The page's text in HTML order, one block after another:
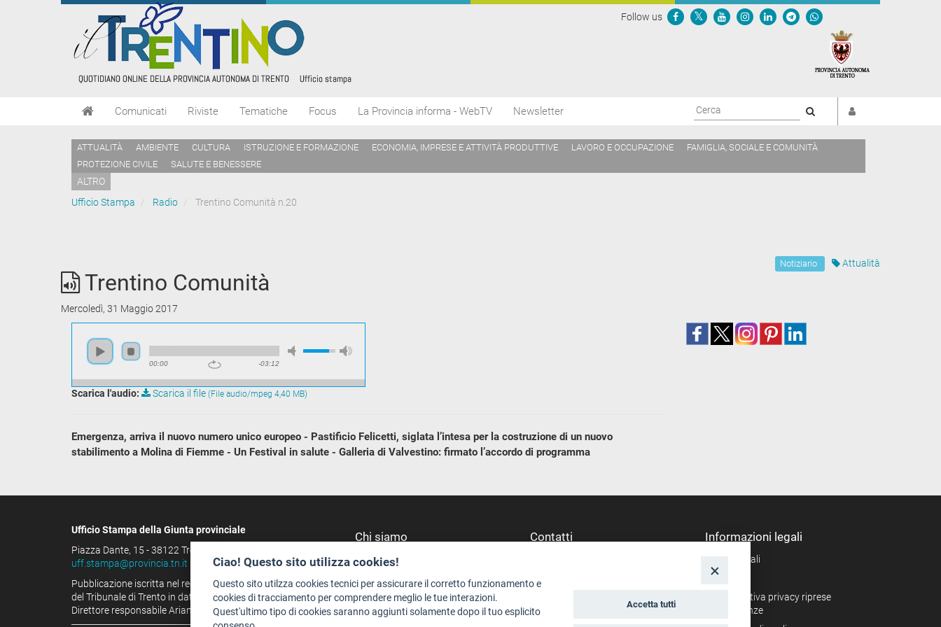
Follow us
Comunicati Riviste Tematiche Focus La Provincia informa - WebTV Newsletter
ATTUALITÀ AMBIENTE CULTURA ISTRUZIONE E FORMAZIONE ECONOMIA, IMPRESE E ATTIVITÀ PRODUTTIVE LAVORO E OCCUPAZIONE
FAMIGLIA, SOCIALE E COMUNITÀ
PROTEZIONE CIVILE
SALUTE E BENESSERE
ALTRO
Ufficio Stampa
Radio Trentino Comunità n.20
Notiziario Attualità
Trentino Comunità
Mercoledì, 31 Maggio 2017
00:00 -03:12
Scarica l'audio: Scarica il file (File audio/mpeg 4,40 MB)
Emergenza, arriva il nuovo numero unico europeo - Pastificio Felicetti, siglata l’intesa per la costruzione di un nuovo
stabilimento a Molina di Fiemme - Un Festival in salute - Galleria di Valvestino: firmato l’accordo di programma
Ufficio Stampa della Giunta provinciale
Piazza Dante, 15 - 38122 Trento (IT)
uff.stampa@provincia.tn.it
Pubblicazione iscritta nel registro della stampa
del Tribunale di Trento in data 13.08.1963 al n. 100
Direttore responsabile Arianna Tamburini
Chi siamo
Redazione
Format - Centro Audiovisivi
Trentino Film Commission
Contatti Informazioni legali
Note legali
Privacy
Informativa privacy riprese
conferenze
Ciao! Questo sito utilizza cookies!
Questo sito utilzza cookies tecnici per assicurare il corretto funzionamento e
cookies di tracciamento per comprendere meglio le tue interazioni.
Quest'ultimo tipo di cookies saranno aggiunti solamente dopo il tuo esplicito
Accetta tutti